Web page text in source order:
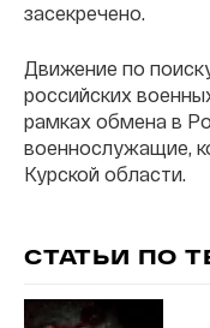
засекречено.
Движение по
российских
рамках обмена в
военнослужащие,
Курской области.
СТАТЬИ ПО